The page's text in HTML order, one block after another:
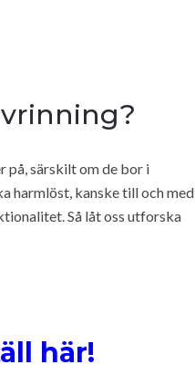
på, särskilt om de bor i
harmlöst, kanske till och med
Så låt oss utforska
här!